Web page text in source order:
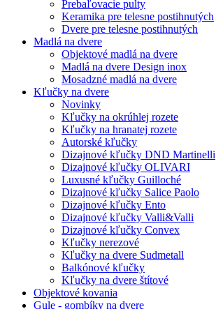
Prebaľovacie pulty
Keramika pre telesne postihnutých
Dvere pre telesne postihnutých
Madlá na dvere
Objektové madlá na dvere
Madlá na dvere Design inox
Mosadzné madlá na dvere
Kľučky na dvere
Novinky
Kľučky na okrúhlej rozete
Kľučky na hranatej rozete
Autorské kľučky
Dizajnové kľučky DND Martinelli
Dizajnové kľučky OLIVARI
Luxusné kľučky Guilloché
Dizajnové kľučky Salice Paolo
Dizajnové kľučky Ento
Dizajnové kľučky Valli&Valli
Dizajnové kľučky Convex
Kľučky nerezové
Kľučky na dvere Sudmetall
Balkónové kľučky
Kľučky na dvere štítové
Objektové kovania
Gule - gombíky na dvere